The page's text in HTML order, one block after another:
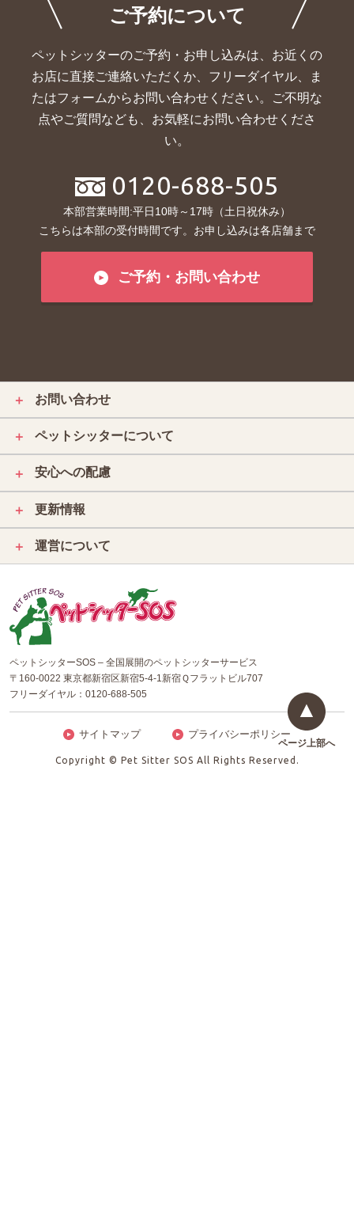
ご予約について
ペットシッターのご予約・お申し込みは、お近くの
お店に直接ご連絡いただくか、 フリーダイヤル、ま
たはフォームからお問い合わせください。ご不明な
点やご質問なども、お気軽にお問い合わせくださ
い。
0120-688-505
本部営業時間:平日10時～17時（土日祝休み）
こちらは本部の受付時間です。お申し込みは各店舗まで
ご予約・お問い合わせ
＋ お問い合わせ
＋ ペットシッターについて
＋ 安心への配慮
＋ 更新情報
＋ 運営について
ペットシッターSOS – 全国展開のペットシッターサービス
〒160-0022 東京都新宿区新宿5-4-1新宿Ｑフラットビル707
フリーダイヤル： 0120-688-505
サイトマップ プライバシーポリシー
Copyright © Pet Sitter SOS All Rights Reserved.
ページ上部へ